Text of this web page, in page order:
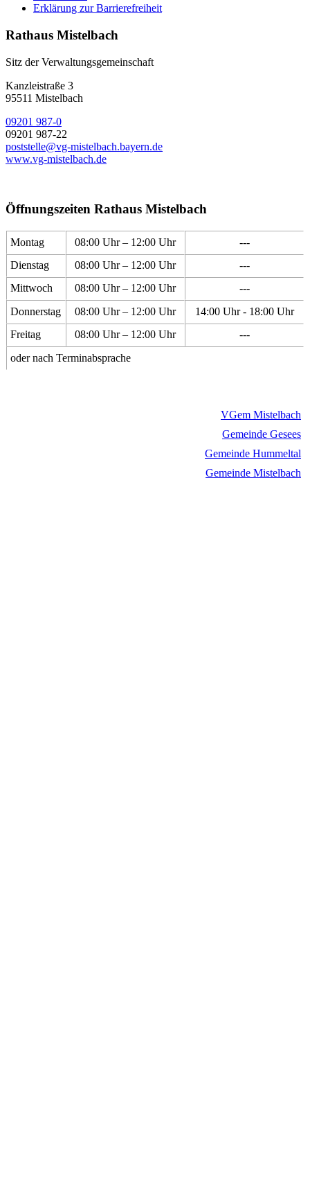
Erklärung zur Barrierefreiheit
Rathaus Mistelbach
Sitz der Verwaltungsgemeinschaft
Kanzleistraße 3
95511 Mistelbach
09201 987-0
09201 987-22
poststelle@vg-mistelbach.bayern.de
www.vg-mistelbach.de
Öffnungszeiten Rathaus Mistelbach
Montag 08:00 Uhr – 12:00 Uhr
---
Dienstag
08:00 Uhr – 12:00 Uhr
---
Mittwoch
08:00 Uhr – 12:00 Uhr
---
Donnerstag
08:00 Uhr – 12:00 Uhr
14:00 Uhr - 18:00 Uhr
Freitag
08:00 Uhr – 12:00 Uhr
---
oder nach Terminabsprache
VGem Mistelbach
Gemeinde Gesees
Gemeinde Hummeltal
Gemeinde Mistelbach